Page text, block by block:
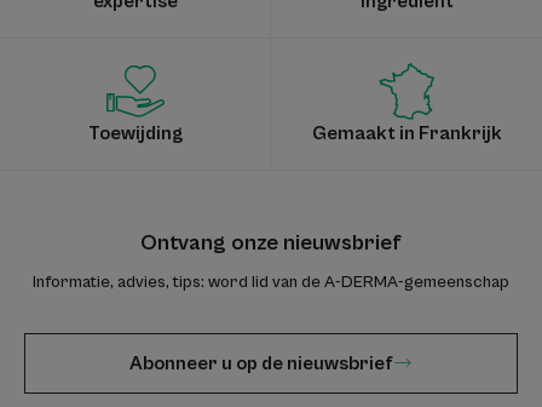
Toewijding Gemaakt in Frankrijk
Ontvang onze nieuwsbrief
Informatie, advies, tips: word lid van de A-DERMA-gemeenschap
Abonneer u op de nieuwsbrief